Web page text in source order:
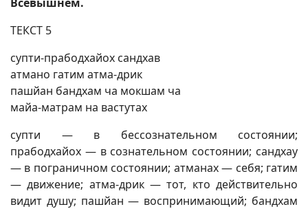
ТЕКСТ 5
супти-прабодхайох сандхав
атмано гатим атма-дрик
пашйан бандхам ча мокшам ча
майа-матрам на вастутах
супти — в бессознательном состоянии;
прабодхайох — в сознательном состоянии; сандхау
— в пограничном состоянии; атманах — себя; гатим
— движение; атма-дрик — тот, кто действительно
видит душу; пашйан — воспринимающий; бандхам